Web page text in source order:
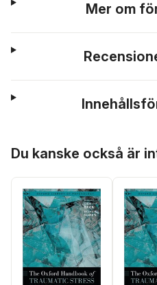
Mer om
Du kanske också är